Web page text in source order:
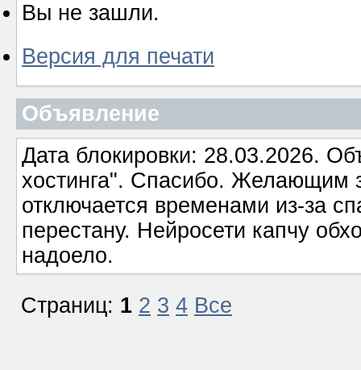
Вы не зашли.
Версия для печати
Объявление
Дата блокировки: 28.03.2026.
хостинга". Спасибо. Желающим
отключается временами из-за
перестану. Нейросети капчу
надоело.
Страниц: 1 2 3 4 Все